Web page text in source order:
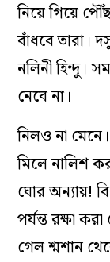
নিয়ে গিয়ে
বাঁধবে তারা।
নলিনী হিন্দু।
নেবে না।
নিলও না
মিলে নালিশ
ঘোর অন‌্যায়!
পর্যন্ত রক্ষা
গেল শ্মশান